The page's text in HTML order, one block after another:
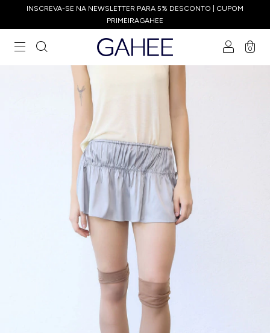
INSCREVA-SE NA NEWSLETTER PARA 5% DESCONTO | CUPOM
PRIMEIRAGAHEE
0